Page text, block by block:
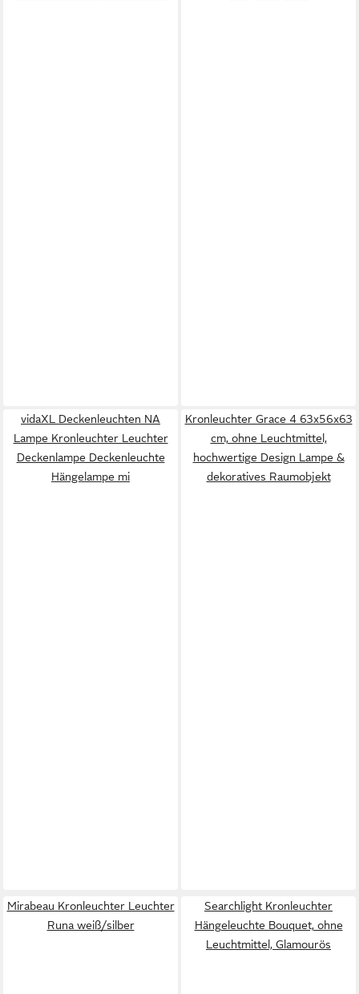
vidaXL Deckenleuchten NA
Lampe Kronleuchter Leuchter
Deckenlampe Deckenleuchte
Hängelampe mi
Kronleuchter Grace 4 63x56x63
cm, ohne Leuchtmittel,
hochwertige Design Lampe &
dekoratives Raumobjekt
Mirabeau Kronleuchter Leuchter
Runa weiß/silber
Searchlight Kronleuchter
Hängeleuchte Bouquet, ohne
Leuchtmittel, Glamourös